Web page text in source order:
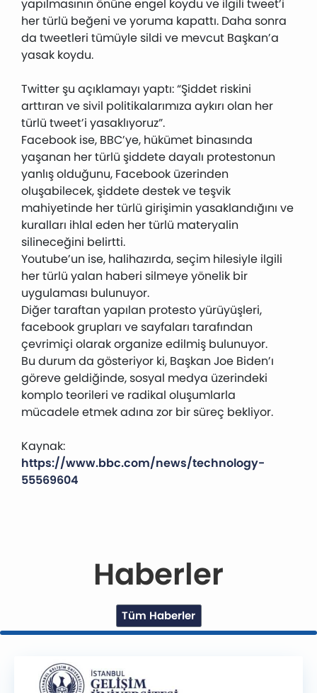
yapılmasının önüne engel koydu ve ilgili tweet’i
her türlü beğeni ve yoruma kapattı. Daha sonra
da tweetleri tümüyle sildi ve mevcut Başkan’a
yasak koydu.
Twitter şu açıklamayı yaptı: “Şiddet riskini
arttıran ve sivil politikalarımıza aykırı olan her
türlü tweet’i yasaklıyoruz”.
Facebook ise, BBC’ye, hükümet binasında
yaşanan her türlü şiddete dayalı protestonun
yanlış olduğunu, Facebook üzerinden
oluşabilecek, şiddete destek ve teşvik
mahiyetinde her türlü girişimin yasaklandığını ve
kuralları ihlal eden her türlü materyalin
silineceğini belirtti.
Youtube’un ise, halihazırda, seçim hilesiyle ilgili
her türlü yalan haberi silmeye yönelik bir
uygulaması bulunuyor.
Diğer taraftan yapılan protesto yürüyüşleri,
facebook grupları ve sayfaları tarafından
çevrimiçi olarak organize edilmiş bulunuyor.
Bu durum da gösteriyor ki, Başkan Joe Biden’ı
göreve geldiğinde, sosyal medya üzerindeki
komplo teorileri ve radikal oluşumlarla
mücadele etmek adına zor bir süreç bekliyor.
Kaynak:
https://www.bbc.com/news/technology-
55569604
Haberler
Tüm Haberler